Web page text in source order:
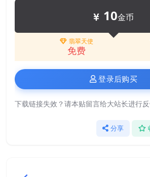
10金币
翡翠天使
免费
登录后购买
下载链接失效？请本贴留言给大站长进行反
分享